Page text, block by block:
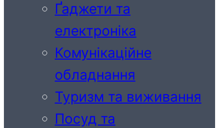
Ґаджети та
електроніка
Комунікаційне
обладнання
Туризм та виживання
Посуд та